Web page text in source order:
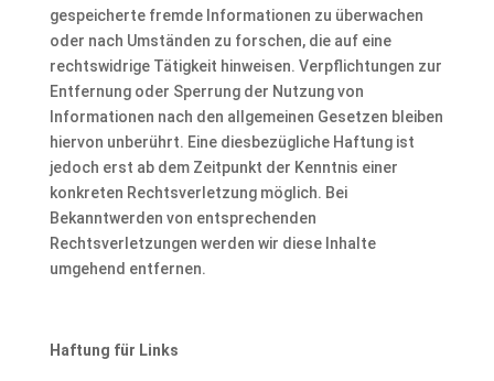
gespeicherte fremde Informationen zu überwachen
oder nach Umständen zu forschen, die auf eine
rechtswidrige Tätigkeit hinweisen. Verpflichtungen zur
Entfernung oder Sperrung der Nutzung von
Informationen nach den allgemeinen Gesetzen bleiben
hiervon unberührt. Eine diesbezügliche Haftung ist
jedoch erst ab dem Zeitpunkt der Kenntnis einer
konkreten Rechtsverletzung möglich. Bei
Bekanntwerden von entsprechenden
Rechtsverletzungen werden wir diese Inhalte
umgehend entfernen.
Haftung für Links